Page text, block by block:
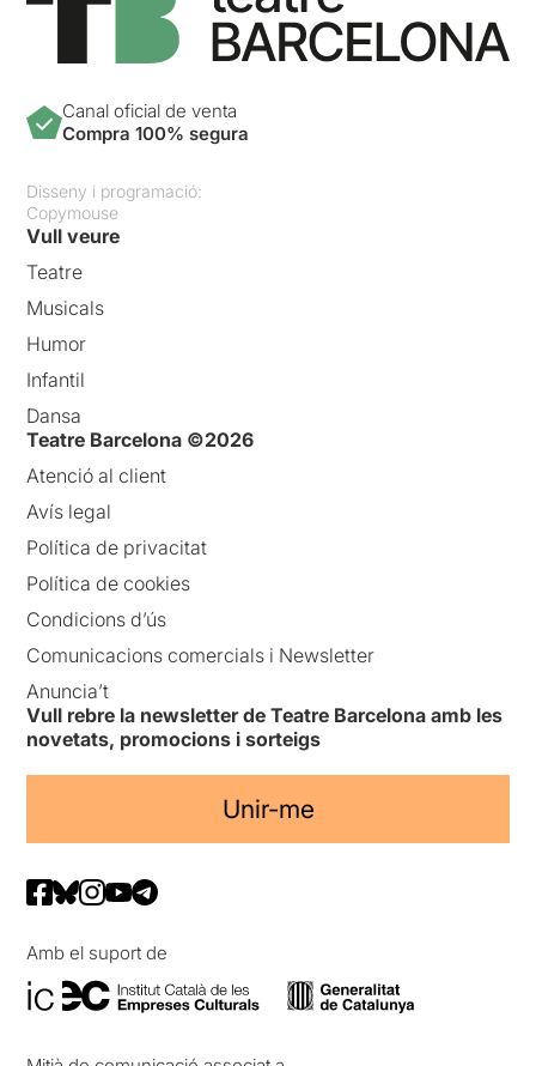
Canal oficial de venta
Compra 100% segura
Disseny i programació:
Copymouse
Vull veure
Teatre
Musicals
Humor
Infantil
Dansa
Teatre Barcelona ©2026
Atenció al client
Avís legal
Política de privacitat
Política de cookies
Condicions d’ús
Comunicacions comercials i Newsletter
Anuncia’t
Vull rebre la newsletter de Teatre Barcelona amb les
novetats, promocions i sorteigs
Unir-me
Amb el suport de